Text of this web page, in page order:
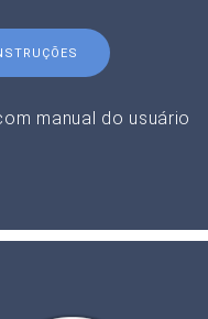
manual do usuário